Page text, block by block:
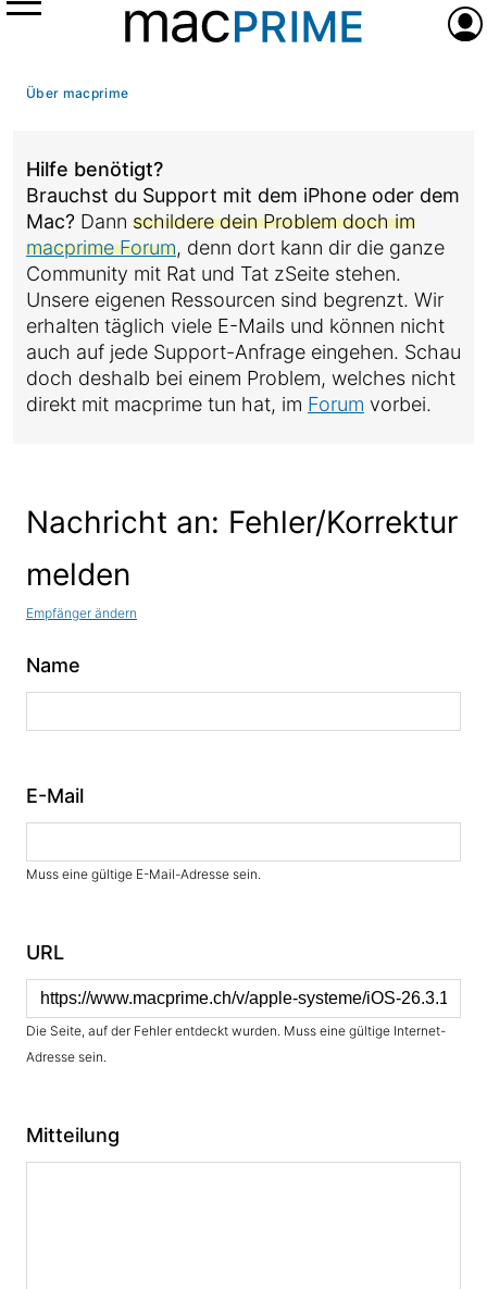
Menü
Über macprime
Hilfe benötigt?
Brauchst du Support mit dem iPhone oder dem
Mac? Dann schildere dein Problem doch im
macprime Forum, denn dort kann dir die ganze
Community mit Rat und Tat zSeite stehen.
Unsere eigenen Ressourcen sind begrenzt. Wir
erhalten täglich viele E-Mails und können nicht
auch auf jede Support-Anfrage eingehen. Schau
doch deshalb bei einem Problem, welches nicht
direkt mit macprime tun hat, im Forum vorbei.
Nachricht an: Fehler/Korrektur
melden
Empfänger ändern
Name
E-Mail
Muss eine gültige E-Mail-Adresse sein.
URL
Die Seite, auf der Fehler entdeckt wurden. Muss eine gültige Internet-
Adresse sein.
Mitteilung